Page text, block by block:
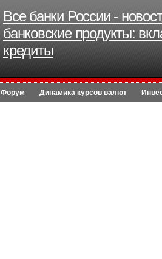
Все банки России -
банковские продукты:
кредиты
Форум Динамика курсов валют